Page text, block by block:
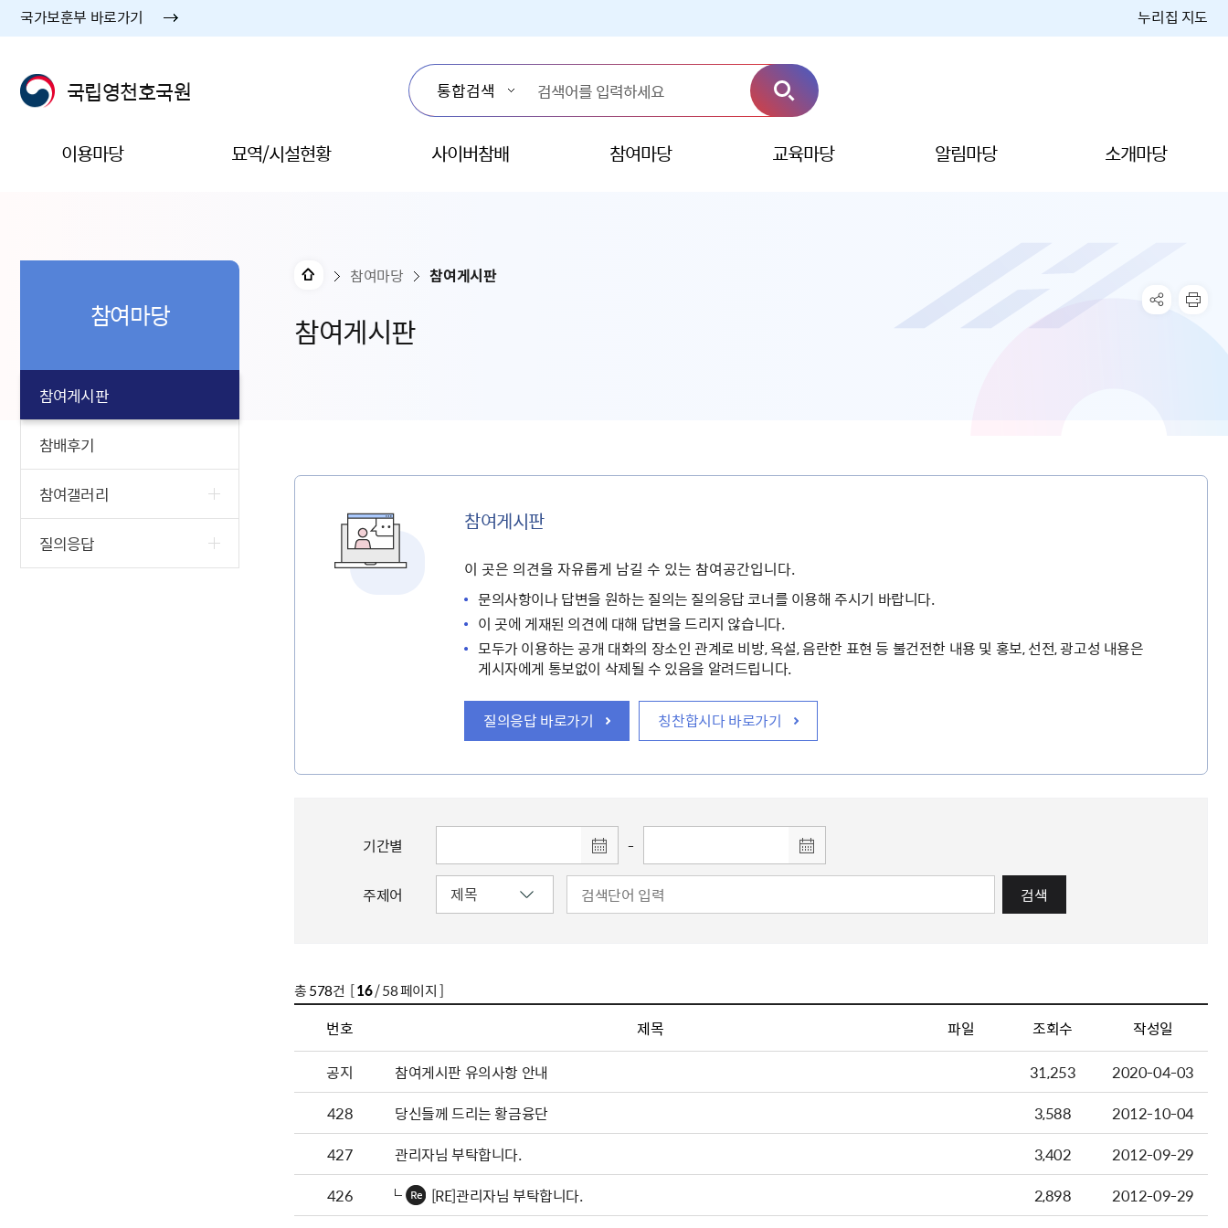
국가보훈부 바로가기 누리집 지도
국립영천호국원
이용마당 묘역/시설현황 사이버참배 참여마당 교육마당 알림마당 소개마당
참여게시판
참여마당 참여게시판
참여마당
참여게시판
참배후기
참여갤러리
질의응답
참여게시판
이 곳은 의견을 자유롭게 남길 수 있는 참여공간입니다.
문의사항이나 답변을 원하는 질의는 질의응답 코너를 이용해 주시기 바랍니다.
이 곳에 게재된 의견에 대해 답변을 드리지 않습니다.
모두가 이용하는 공개 대화의 장소인 관계로 비방, 욕설, 음란한 표현 등 불건전한 내용 및 홍보, 선전, 광고성 내용은
게시자에게 통보없이 삭제될 수 있음을 알려드립니다.
질의응답 바로가기 칭찬합시다 바로가기
기간별 -
주제어 검색
총578건 [16/ 58 페이지 ]
번호 제목 파일 조회수
작성일
공지
참여게시판 유의사항 안내 31,253
2020-04-03
428
당신들께 드리는 황금융단 3,588
2012-10-04
427
관리자님 부탁합니다. 3,402
2012-09-29
426
[RE]관리자님 부탁합니다. 2,898
2012-09-29